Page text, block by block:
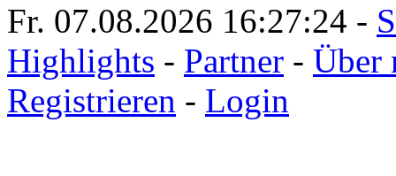
Fr. 07.08.2026 16:27:25 -
Highlights - Partner - Über
Registrieren - Login